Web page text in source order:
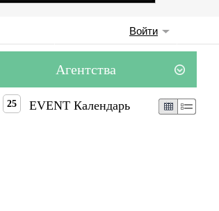
Войти
Агентства
25 EVENT Календарь